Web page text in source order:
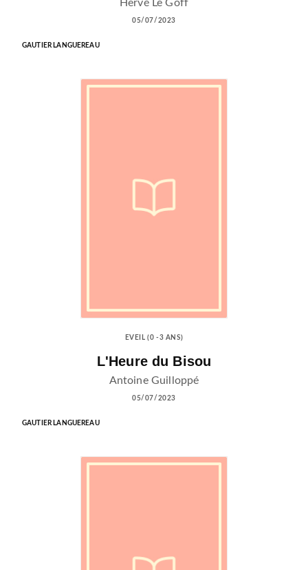
Hervé Le Goff
05/07/2023
GAUTIER LANGUEREAU
EVEIL (0 -3 ANS)
L'Heure du Bisou
Antoine Guilloppé
05/07/2023
GAUTIER LANGUEREAU